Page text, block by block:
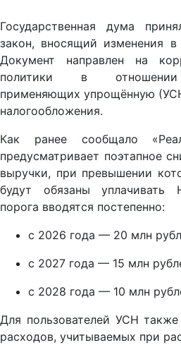
Государственная дума
закон, вносящий изменения
Документ направлен на
политики в отношении
применяющих упрощённую
налогообложения.
Как ранее сообщало
предусматривает поэтапное
выручки, при превышении
будут обязаны
порога вводятся постепенно:
с 2026 года — 20 млн
с 2027 года — 15 млн
с 2028 года — 10 млн
Для пользователей УСН
расходов, учитываемых при